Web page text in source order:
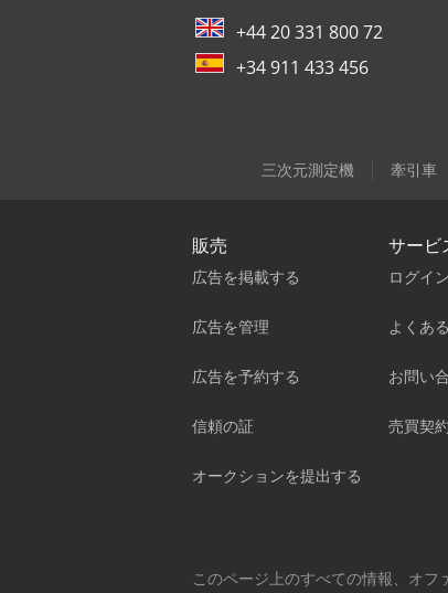
+44 20 331 800 72
+34 911 433 456
三次元測定機 牽引車
販売
広告を掲載する
広告を管理
広告を予約する
信頼の証
オークションを提出する
サービ
ログイン
よくあ
お問い
売買契
このページ上のすべての情報、オフ